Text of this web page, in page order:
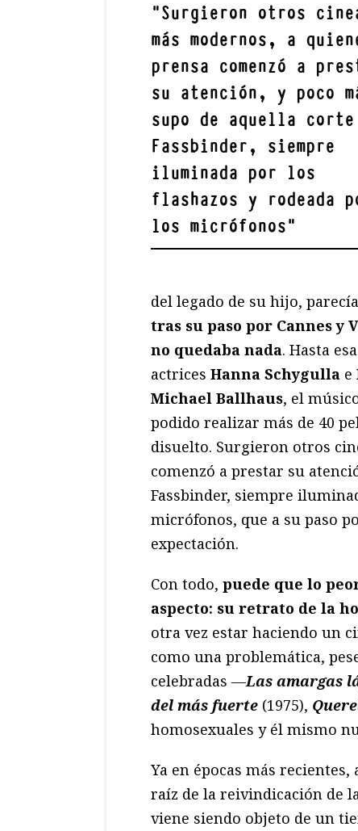
"Surgieron otros
más modernos, a
prensa comenzó a
su atención, y poco
supo de aquella corte
Fassbinder, siempre
iluminada por los
flashazos y rodeada
los micrófonos"
del legado de su hijo,
tras su paso por Cannes y
no quedaba nada. Hasta
actrices Hanna Schygulla e
Michael Ballhaus, el
podido realizar más de 40
disuelto. Surgieron otros
comenzó a prestar su
Fassbinder, siempre
micrófonos, que a su paso
expectación.
Con todo, puede que lo
aspecto: su retrato de la
otra vez estar haciendo un
como una problemática,
celebradas —Las amargas
del más fuerte (1975),
homosexuales y él mismo
Ya en épocas más recientes,
raíz de la reivindicación de
viene siendo objeto de un